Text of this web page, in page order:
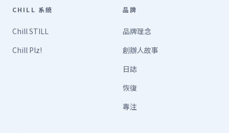
CHILL 系統
Chill STILL
Chill Plz!
品牌
品牌理念
創辦人故事
日誌
恢復
專注